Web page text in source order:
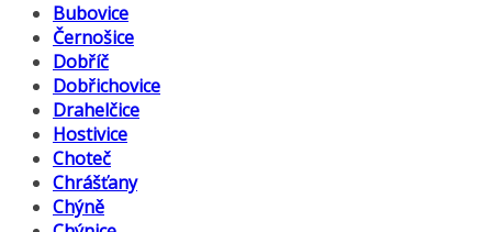
Bubovice
Černošice
Dobříč
Dobřichovice
Drahelčice
Hostivice
Choteč
Chrášťany
Chýně